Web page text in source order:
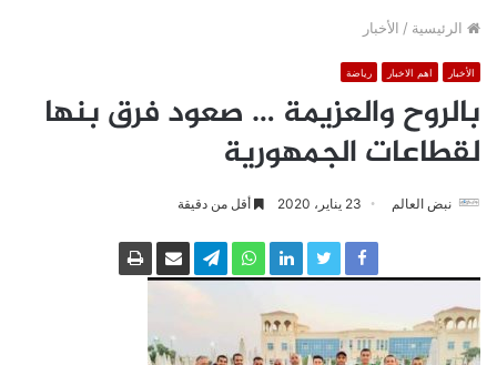
الرئيسية / الأخبار
الأخبار اهم الاخبار رياضة
بالروح والعزيمة … صعود فرق بنها
لقطاعات الجمهورية
نبض العالم 23 يناير، 2020 أقل من دقيقة